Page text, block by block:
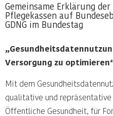
Gemeinsame Erklärung
Pflegekassen auf
GDNG im Bundestag
Versorgung zu
Mit dem
qualitative und
Öffentliche Gesundheit, für